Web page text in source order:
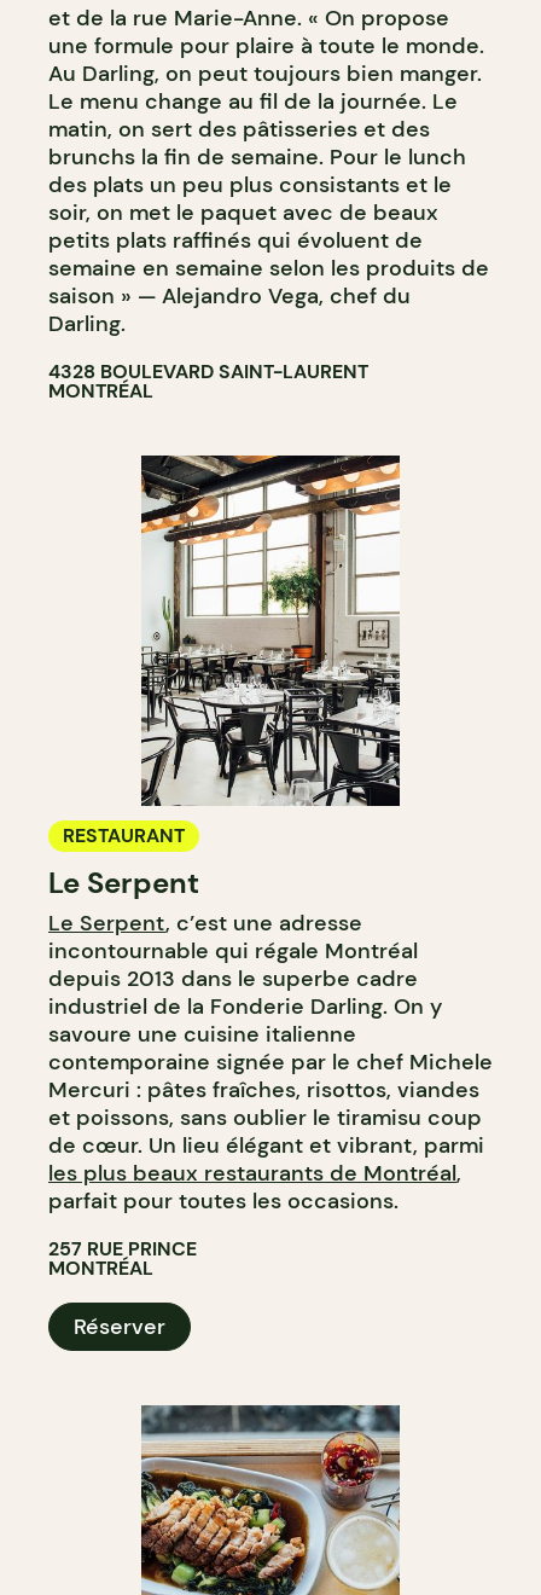
et de la rue Marie-Anne. « On propose
une formule pour plaire à toute le monde.
Au Darling, on peut toujours bien manger.
Le menu change au fil de la journée. Le
matin, on sert des pâtisseries et des
brunchs la fin de semaine. Pour le lunch
des plats un peu plus consistants et le
soir, on met le paquet avec de beaux
petits plats raffinés qui évoluent de
semaine en semaine selon les produits de
saison » — Alejandro Vega, chef du
Darling.
4328 BOULEVARD SAINT-LAURENT
MONTRÉAL
RESTAURANT
Le Serpent
Le Serpent, c’est une adresse
incontournable qui régale Montréal
depuis 2013 dans le superbe cadre
industriel de la Fonderie Darling. On y
savoure une cuisine italienne
contemporaine signée par le chef Michele
Mercuri : pâtes fraîches, risottos, viandes
et poissons, sans oublier le tiramisu coup
de cœur. Un lieu élégant et vibrant, parmi
les plus beaux restaurants de Montréal,
parfait pour toutes les occasions.
257 RUE PRINCE
MONTRÉAL
Réserver